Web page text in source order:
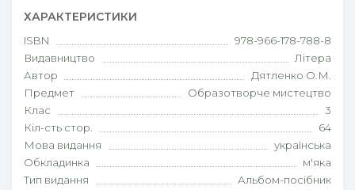
ХАРАКТЕРИСТИКИ
ISBN
978-966-178-788-8
Видавництво
Літера
Автор
Дятленко О.М.
Предмет
Образотворче мистецтво
Клас
3
Кіл-сть стор.
64
Мова видання
українська
Обкладинка
м'яка
Тип видання
Альбом-посібник